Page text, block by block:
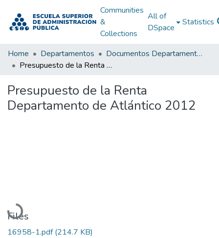
Communities
&
Collections
All of
DSpace
Statistics
Home Departamentos
Documentos Departamentales
Presupuesto de la Renta Departamento de Atlántico 2012
Presupuesto de la Renta
Departamento de Atlántico 2012
Loading...
Files
16958-1.pdf(214.7 KB)